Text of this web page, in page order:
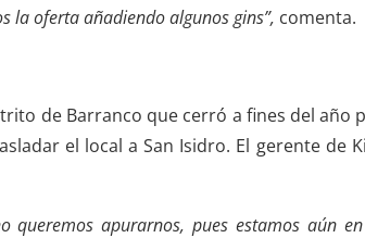
la oferta añadiendo algunos gins”, comenta.
de Barranco que cerró a fines del año
el local a San Isidro. El gerente de
queremos apurarnos, pues estamos aún